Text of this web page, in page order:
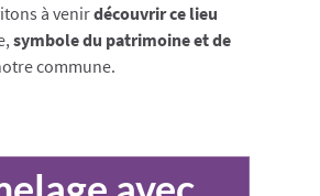
à venirdécouvrir ce lieu
symbole du patrimoine et de
commune.